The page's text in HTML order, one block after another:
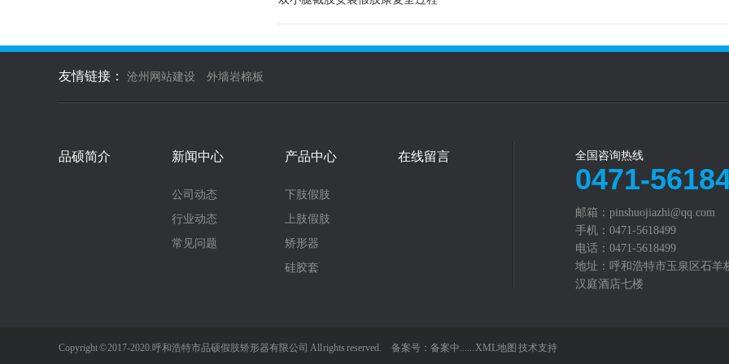
友情链接： 沧州网站建设 外墙岩棉板
品硕简介 新闻中心
公司动态
行业动态
常见问题
产品中心
下肢假肢
上肢假肢
矫形器
硅胶套
在线留言 全国咨询热线
0471-
邮箱：pinshuojiazhi@qq.com‬
手机：0471-5618499
电话：0471-5618499
地址：呼和浩特市玉泉区石羊
汉庭酒店七楼
Copyright © 2017-2020.呼和浩特市品硕假肢矫形器有限公司 All rights reserved. 备案号： 备案中......XML地图 技术支持